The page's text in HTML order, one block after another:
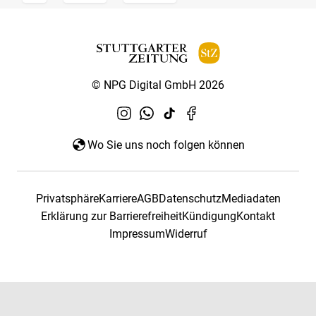
© NPG Digital GmbH 2026
Wo Sie uns noch folgen können
PrivatsphäreKarriereAGBDatenschutzMediadaten
Erklärung zur BarrierefreiheitKündigungKontakt
ImpressumWiderruf